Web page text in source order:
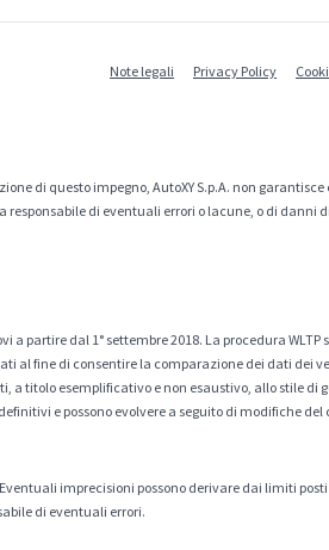
Note legali Privacy Policy
di questo impegno, AutoXY S.p.A. non
responsabile di eventuali errori o lacune, o di
partire dal 1° settembre 2018. La procedura WLTP
al fine di consentire la comparazione dei dati dei
titolo esemplificativo e non esaustivo, allo stile di
e possono evolvere a seguito di modifiche
imprecisioni possono derivare dai limiti
di eventuali errori.